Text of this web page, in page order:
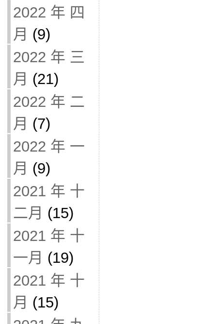
2022 年 四
月 (9)
2022 年 三
月 (21)
2022 年 二
月 (7)
2022 年 一
月 (9)
2021 年 十
二月 (15)
2021 年 十
一月 (19)
2021 年 十
月 (15)